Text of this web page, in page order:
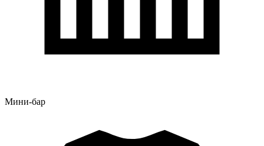
Мини-бар